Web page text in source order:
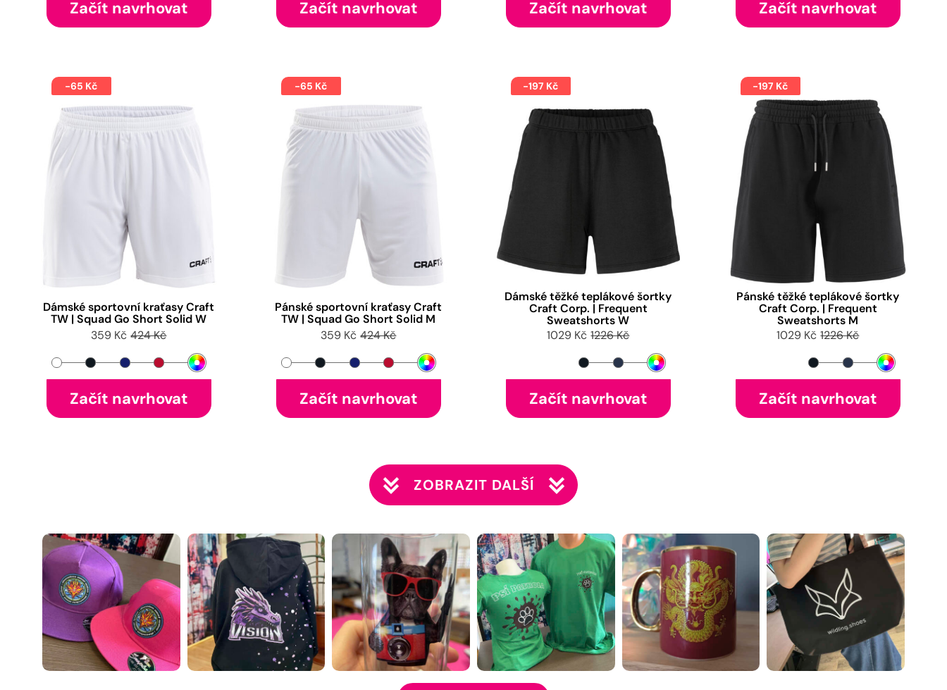
Začít navrhovat Začít navrhovat Začít navrhovat Začít navrhovat
-65 Kč
Dámské sportovní kraťasy Craft
TW | Squad Go Short Solid W
359 Kč 424 Kč
Začít navrhovat
-65 Kč
Pánské sportovní kraťasy Craft
TW | Squad Go Short Solid M
359 Kč 424 Kč
Začít navrhovat
-197 Kč
Dámské těžké teplákové šortky
Craft Corp. | Frequent
Sweatshorts W
1029 Kč 1226 Kč
Začít navrhovat
-197 Kč
Pánské těžké teplákové šortky
Craft Corp. | Frequent
Sweatshorts M
1029 Kč 1226 Kč
Začít navrhovat
ZOBRAZIT DALŠÍ